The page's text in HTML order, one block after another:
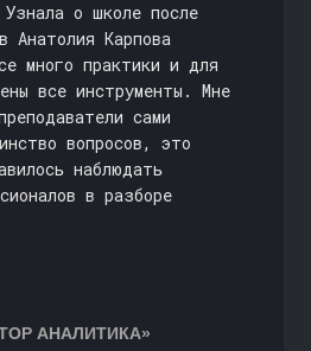
о школе после
Анатолия Карпова
много практики и для
все инструменты. Мне
сами
вопросов, это
наблюдать
в разборе
АНАЛИТИКА»